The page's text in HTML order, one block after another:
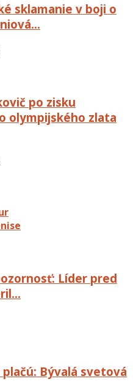
sklamanie v boji o
po zisku
olympijského zlata
Líder pred
plačú: Bývalá svetová